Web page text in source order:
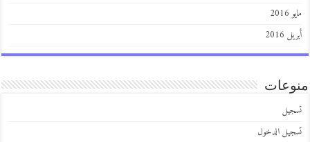
مايو 2016
أبريل 2016
منوعات
تسجيل
تسجيل الدخول